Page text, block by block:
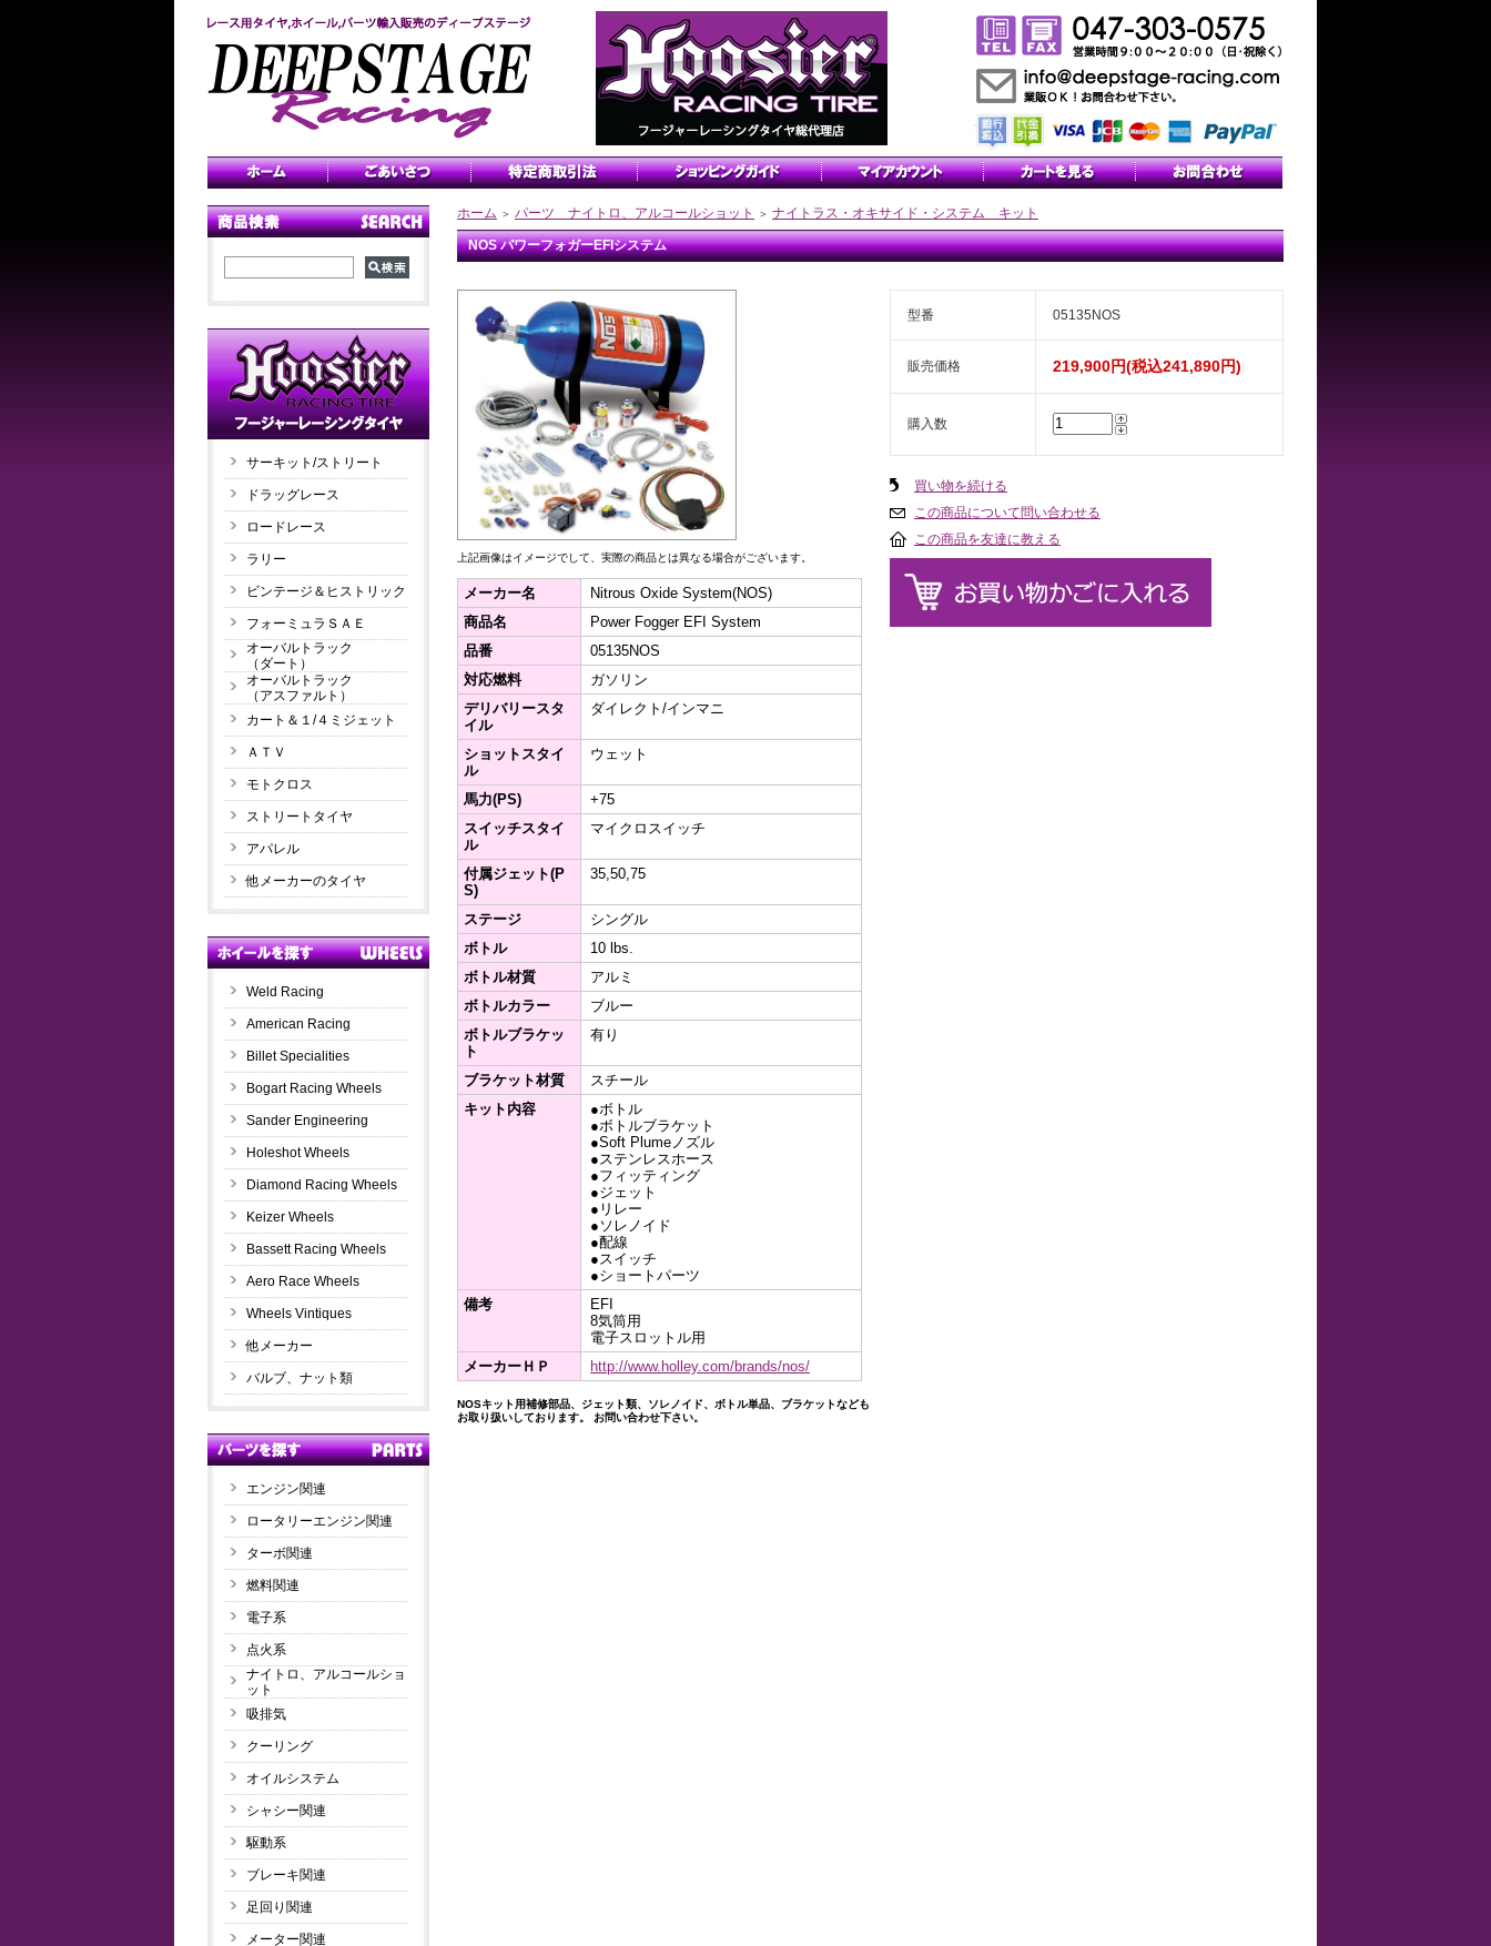
サーキット/ストリート
ドラッグレース
ロードレース
ラリー
ビンテージ＆ヒストリック
フォーミュラＳＡＥ
オーバルトラック
（ダート）
オーバルトラック
（アスファルト）
カート＆１/４ミジェット
ＡＴＶ
モトクロス
ストリートタイヤ
アパレル
他メーカーのタイヤ
Weld Racing
American Racing
Billet Specialities
Bogart Racing Wheels
Sander Engineering
Holeshot Wheels
Diamond Racing Wheels
Keizer Wheels
Bassett Racing Wheels
Aero Race Wheels
Wheels Vintiques
他メーカー
バルブ、ナット類
エンジン関連
ロータリーエンジン関連
ターボ関連
燃料関連
電子系
点火系
ナイトロ、アルコールショ
ット
吸排気
クーリング
オイルシステム
シャシー関連
駆動系
ブレーキ関連
足回り関連
メーター関連
ホーム ＞ パーツ ナイトロ、アルコールショット ＞ ナイトラス・オキサイド・システム キット
NOS パワーフォガーEFIシステム
上記画像はイメージでして、実際の商品とは異なる場合がございます。
メーカー名
Nitrous Oxide System(NOS)
商品名
Power Fogger EFI System
品番
05135NOS
対応燃料
ガソリン
デリバリースタ
イル
ダイレクト/インマニ
ショットスタイ
ル
ウェット
馬力(PS)
+75
スイッチスタイ
ル
マイクロスイッチ
付属ジェット(P
S)
35,50,75
ステージ
シングル
ボトル
10 lbs.
ボトル材質
アルミ
ボトルカラー
ブルー
ボトルブラケッ
ト
有り
ブラケット材質
スチール
キット内容
●ボトル
●ボトルブラケット
●Soft Plumeノズル
●ステンレスホース
●フィッティング
●ジェット
●リレー
●ソレノイド
●配線
●スイッチ
●ショートパーツ
備考
EFI
8気筒用
電子スロットル用
メーカーＨＰ
http://www.holley.com/brands/nos/
NOSキット用補修部品、ジェット類、ソレノイド、ボトル単品、ブラケットなども
お取り扱いしております。 お問い合わせ下さい。
型番 05135NOS
販売価格 219,900円(税込241,890円)
購入数
買い物を続ける
この商品について問い合わせる
この商品を友達に教える